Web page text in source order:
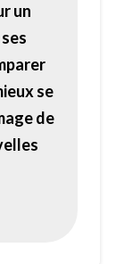
un
se
de